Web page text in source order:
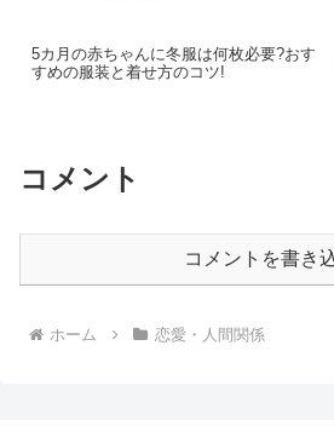
5カ月の赤ちゃんに冬服は何枚必要?おす
すめの服装と着せ方のコツ!
コメント
コメントを書き
ホーム 恋愛・人間関係